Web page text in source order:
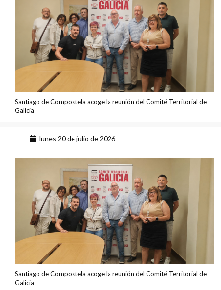
Santiago de Compostela acoge la reunión del Comité Territorial de
Galicia
lunes 20 de julio de 2026
Santiago de Compostela acoge la reunión del Comité Territorial de
Galicia